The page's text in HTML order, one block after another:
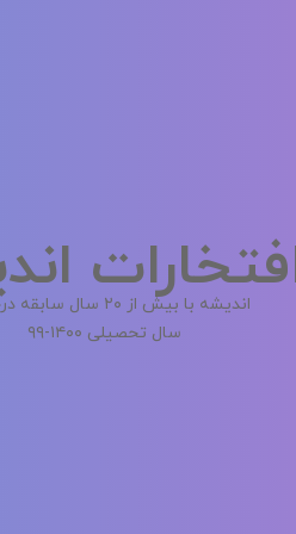
اندیشه با بیش از ۲۰ سال سابقه درخشان
سال تحصیلی ۱۴۰۰-۹۹